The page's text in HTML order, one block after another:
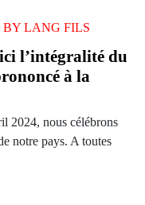
BY LANG FILS
l’intégralité du
à la
2024, nous célébrons
notre pays. A toutes